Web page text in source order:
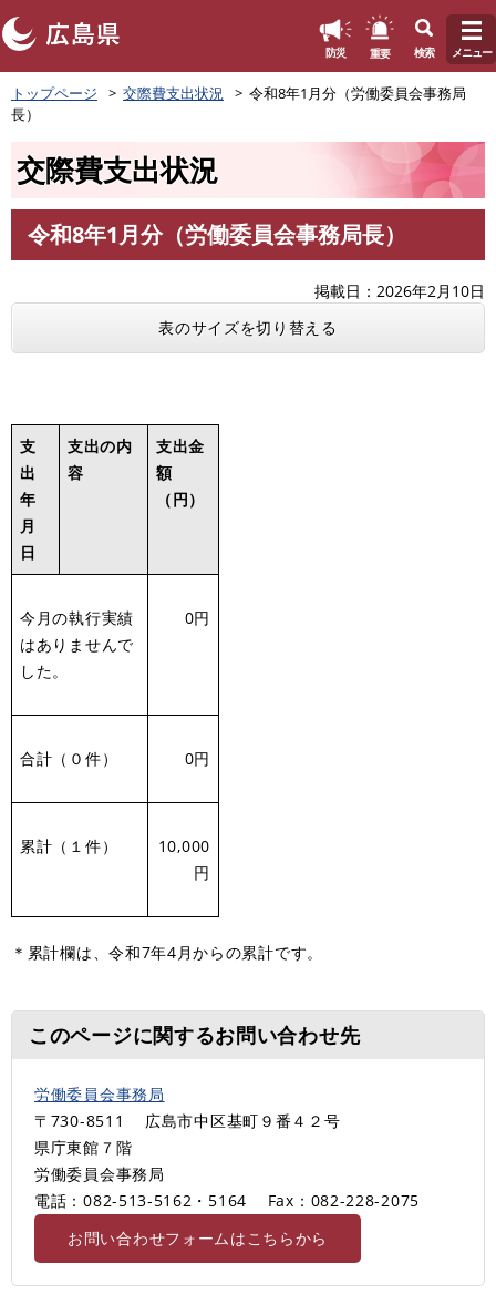
ペ
ー
ジ
。
防災 重要 検索 メニュー
トップページ 交際費支出状況
令和8年1月分（労働委員会事務局
長）
交際費支出状況
文
令和8年1月分（労働委員会事務局長）
掲載日
2026年2月10日
表のサイズを切り替える
支
出
年
月
日
支出の内
容
支出金
額
（円）
今月の執行実績
はありませんで
した。
0円
合計（０件） 0円
累計（１件）
10,000
円
＊累計欄は、令和7年4月からの累計です。
このページに関するお問い合わせ先
労働委員会事務局
〒730-8511
広島市中区基町９番４２号
県庁東館７階
労働委員会事務局
電話：082-513-5162・5164
Fax：082-228-2075
お問い合わせフォームはこちらから